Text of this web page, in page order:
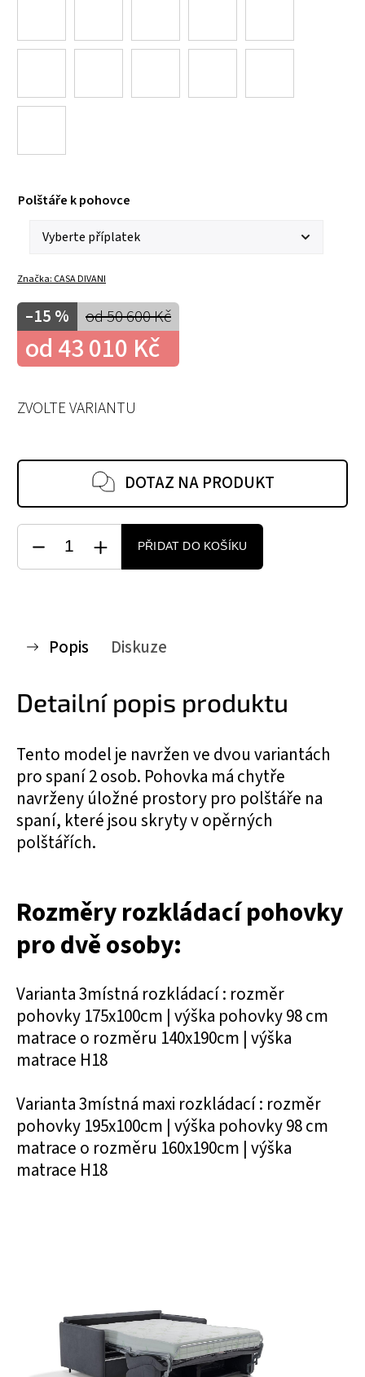
Polštáře k pohovce
Značka: CASA DIVANI
od 50 600 Kč
–15 %
od43 010 Kč
ZVOLTE VARIANTU
DOTAZ NA PRODUKT
PŘIDAT DO KOŠÍKU
Popis Diskuze
Detailní popis produktu
Tento model je navržen ve dvou variantách
pro spaní 2 osob. Pohovka má chytře
navrženy úložné prostory pro polštáře na
spaní, které jsou skryty v opěrných
polštářích.
Rozměry rozkládací pohovky
pro dvě osoby:
Varianta 3místná rozkládací : rozměr
pohovky 175x100cm | výška pohovky 98 cm
matrace o rozměru 140x190cm | výška
matrace H18
Varianta 3místná maxi rozkládací : rozměr
pohovky 195x100cm | výška pohovky 98 cm
matrace o rozměru 160x190cm | výška
matrace H18